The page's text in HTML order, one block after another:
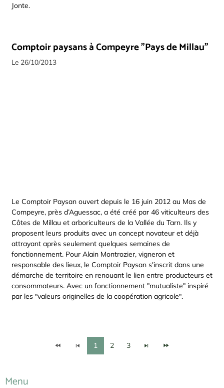
Jonte.
Comptoir paysans à Compeyre "Pays de Millau"
Le 26/10/2013
Le Comptoir Paysan ouvert depuis le 16 juin 2012 au Mas de
Compeyre, près d’Aguessac, a été créé par 46 viticulteurs des
Côtes de Millau et arboriculteurs de la Vallée du Tarn. Ils y
proposent leurs produits avec un concept novateur et déjà
attrayant après seulement quelques semaines de
fonctionnement. Pour Alain Montrozier, vigneron et
responsable des lieux, le Comptoir Paysan s'inscrit dans une
démarche de territoire en renouant le lien entre producteurs et
consommateurs. Avec un fonctionnement "mutualiste" inspiré
par les "valeurs originelles de la coopération agricole".
1 2 3
Menu